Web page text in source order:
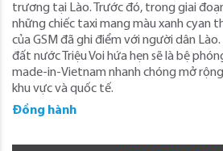
trương tại Lào. Trước đó, trong giai
những chiếc taxi mang màu xanh cyan
của GSM đã ghi điểm với người dân
đất nước Triệu Voi hứa hẹn sẽ là bệ
made-in-Vietnam nhanh chóng mở
khu vực và quốc tế.
Đồng hành